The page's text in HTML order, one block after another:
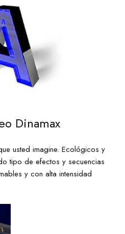
Dinamax
usted imagine. Ecológicos y
tipo de efectos y secuencias
y con alta intensidad